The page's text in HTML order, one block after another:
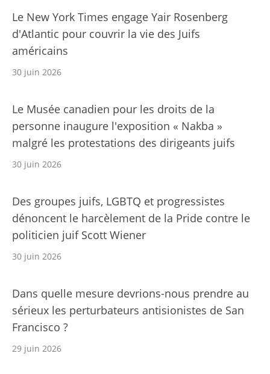
Le New York Times engage Yair Rosenberg
d'Atlantic pour couvrir la vie des Juifs
américains
30 juin 2026
Le Musée canadien pour les droits de la
personne inaugure l'exposition « Nakba »
malgré les protestations des dirigeants juifs
30 juin 2026
Des groupes juifs, LGBTQ et progressistes
dénoncent le harcèlement de la Pride contre le
politicien juif Scott Wiener
30 juin 2026
Dans quelle mesure devrions-nous prendre au
sérieux les perturbateurs antisionistes de San
Francisco ?
29 juin 2026